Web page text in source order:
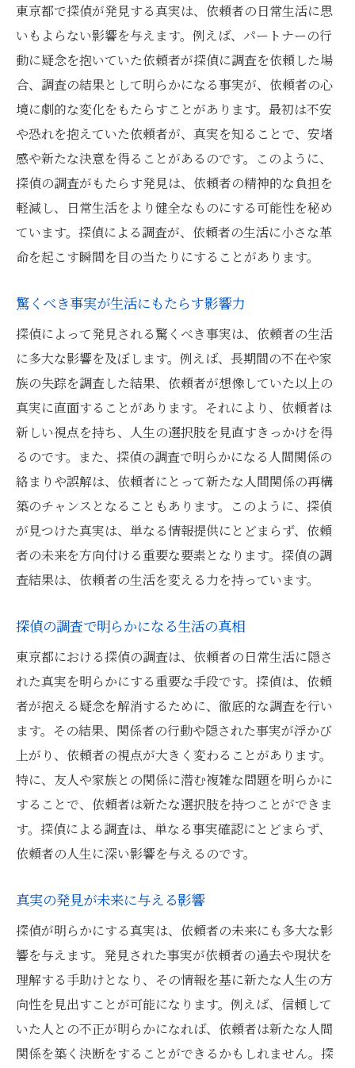
東京都で探偵が発見する真実は、依頼者の日常生活に思
いもよらない影響を与えます。例えば、パートナーの行
動に疑念を抱いていた依頼者が探偵に調査を依頼した場
合、調査の結果として明らかになる事実が、依頼者の心
境に劇的な変化をもたらすことがあります。最初は不安
や恐れを抱えていた依頼者が、真実を知ることで、安堵
感や新たな決意を得ることがあるのです。このように、
探偵の調査がもたらす発見は、依頼者の精神的な負担を
軽減し、日常生活をより健全なものにする可能性を秘め
ています。探偵による調査が、依頼者の生活に小さな革
命を起こす瞬間を目の当たりにすることがあります。
驚くべき事実が生活にもたらす影響力
探偵によって発見される驚くべき事実は、依頼者の生活
に多大な影響を及ぼします。例えば、長期間の不在や家
族の失踪を調査した結果、依頼者が想像していた以上の
真実に直面することがあります。それにより、依頼者は
新しい視点を持ち、人生の選択肢を見直すきっかけを得
るのです。また、探偵の調査で明らかになる人間関係の
絡まりや誤解は、依頼者にとって新たな人間関係の再構
築のチャンスとなることもあります。このように、探偵
が見つけた真実は、単なる情報提供にとどまらず、依頼
者の未来を方向付ける重要な要素となります。探偵の調
査結果は、依頼者の生活を変える力を持っています。
探偵の調査で明らかになる生活の真相
東京都における探偵の調査は、依頼者の日常生活に隠さ
れた真実を明らかにする重要な手段です。探偵は、依頼
者が抱える疑念を解消するために、徹底的な調査を行い
ます。その結果、関係者の行動や隠された事実が浮かび
上がり、依頼者の視点が大きく変わることがあります。
特に、友人や家族との関係に潜む複雑な問題を明らかに
することで、依頼者は新たな選択肢を持つことができま
す。探偵による調査は、単なる事実確認にとどまらず、
依頼者の人生に深い影響を与えるのです。
真実の発見が未来に与える影響
探偵が明らかにする真実は、依頼者の未来にも多大な影
響を与えます。発見された事実が依頼者の過去や現状を
理解する手助けとなり、その情報を基に新たな人生の方
向性を見出すことが可能になります。例えば、信頼して
いた人との不正が明らかになれば、依頼者は新たな人間
関係を築く決断をすることができるかもしれません。探